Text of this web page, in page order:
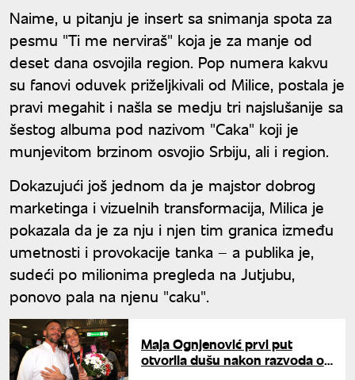
Naime, u pitanju je insert sa snimanja spota za
pesmu "Ti me nerviraš" koja je za manje od
deset dana osvojila region. Pop numera kakvu
su fanovi oduvek priželjkivali od Milice, postala je
pravi megahit i našla se medju tri najslušanije sa
šestog albuma pod nazivom "Caka" koji je
munjevitom brzinom osvojio Srbiju, ali i region.
Dokazujući još jednom da je majstor dobrog
marketinga i vizuelnih transformacija, Milica je
pokazala da je za nju i njen tim granica između
umetnosti i provokacije tanka – a publika je,
sudeći po milionima pregleda na Jutjubu,
ponovo pala na njenu "caku".
Maja Ognjenović prvi put
otvorila dušu nakon razvoda od